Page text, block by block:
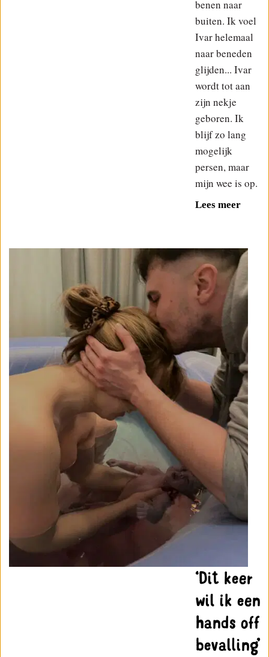
benen naar
buiten. Ik voel
Ivar helemaal
naar beneden
glijden... Ivar
wordt tot aan
zijn nekje
geboren. Ik
blijf zo lang
mogelijk
persen, maar
mijn wee is op.
Lees meer
‘Dit keer
wil ik een
hands off
bevalling’